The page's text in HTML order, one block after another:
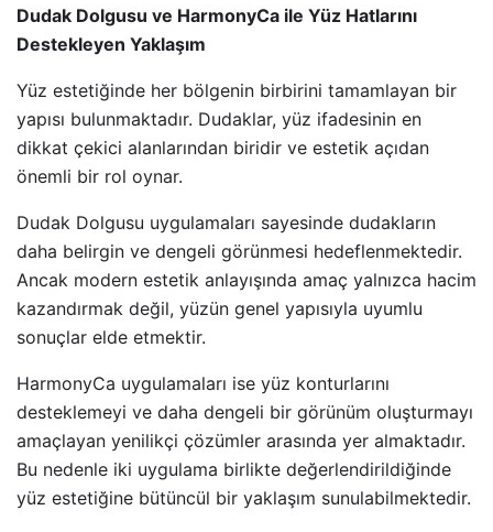
Dudak Dolgusu ve HarmonyCa ile Yüz Hatlarını
Destekleyen Yaklaşım
Yüz estetiğinde her bölgenin birbirini tamamlayan bir
yapısı bulunmaktadır. Dudaklar, yüz ifadesinin en
dikkat çekici alanlarından biridir ve estetik açıdan
önemli bir rol oynar.
Dudak Dolgusu uygulamaları sayesinde dudakların
daha belirgin ve dengeli görünmesi hedeflenmektedir.
Ancak modern estetik anlayışında amaç yalnızca hacim
kazandırmak değil, yüzün genel yapısıyla uyumlu
sonuçlar elde etmektir.
HarmonyCa uygulamaları ise yüz konturlarını
desteklemeyi ve daha dengeli bir görünüm oluşturmayı
amaçlayan yenilikçi çözümler arasında yer almaktadır.
Bu nedenle iki uygulama birlikte değerlendirildiğinde
yüz estetiğine bütüncül bir yaklaşım sunulabilmektedir.